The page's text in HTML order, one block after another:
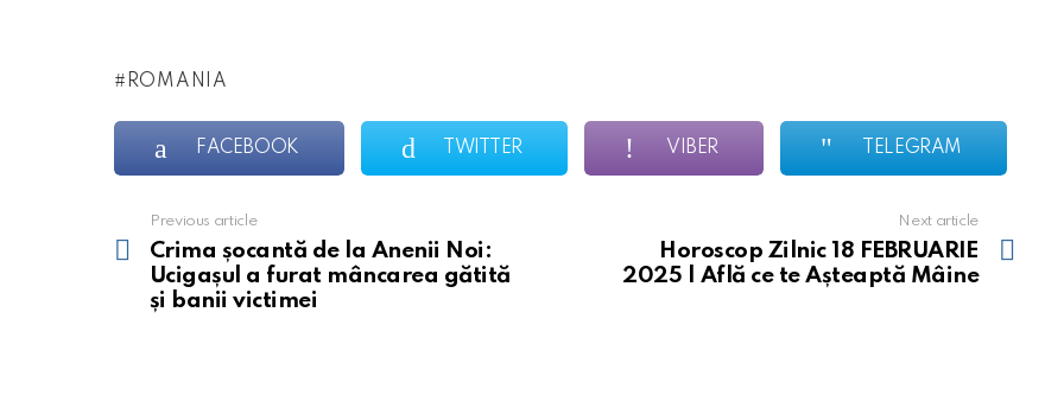
ROMANIA
FACEBOOK TWITTER VIBER TELEGRAM
more
Previous article
Crima șocantă de la Anenii Noi:
Ucigașul a furat mâncarea gătită
și banii victimei
Next article
Horoscop Zilnic 18 FEBRUARIE
2025 | Află ce te Așteaptă Mâine